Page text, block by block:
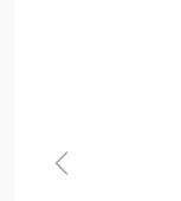
Previous